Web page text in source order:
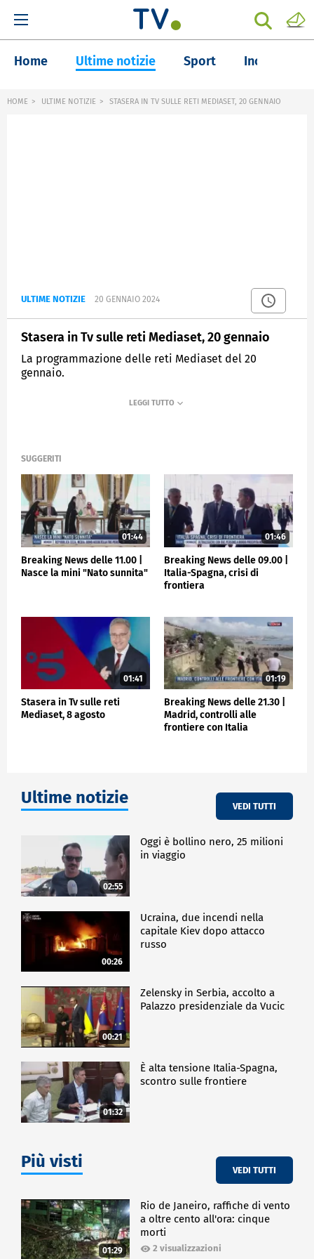
Home Ultime notizie Sport Inchieste
HOME ULTIME NOTIZIE STASERA IN TV SULLE RETI MEDIASET, 20 GENNAIO
ULTIME NOTIZIE 20 GENNAIO 2024
Stasera in Tv sulle reti Mediaset, 20 gennaio
La programmazione delle reti Mediaset del 20
gennaio.
TGCOM24
SUGGERITI
01:44
Breaking News delle 11.00 |
Nasce la mini "Nato sunnita"
01:46
Breaking News delle 09.00 |
Italia-Spagna, crisi di
frontiera
01:41
Stasera in Tv sulle reti
Mediaset, 8 agosto
01:19
Breaking News delle 21.30 |
Madrid, controlli alle
frontiere con Italia
Ultime notizie VEDI TUTTI
02:55
Oggi è bollino nero, 25 milioni
in viaggio
00:26
Ucraina, due incendi nella
capitale Kiev dopo attacco
russo
00:21
Zelensky in Serbia, accolto a
Palazzo presidenziale da Vucic
01:32
È alta tensione Italia-Spagna,
scontro sulle frontiere
Più visti VEDI TUTTI
01:29
Rio de Janeiro, raffiche di vento
a oltre cento all'ora: cinque
morti
2 visualizzazioni